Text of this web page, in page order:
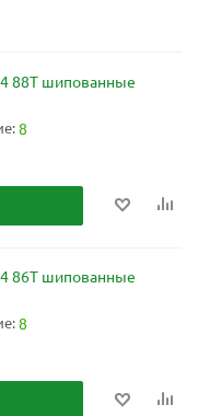
88T шипованные
8
86T шипованные
8